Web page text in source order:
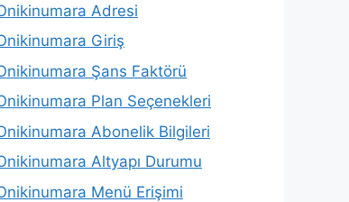
Adresi
Giriş
Şans Faktörü
Plan Seçenekleri
Abonelik Bilgileri
Altyapı Durumu
Menü Erişimi